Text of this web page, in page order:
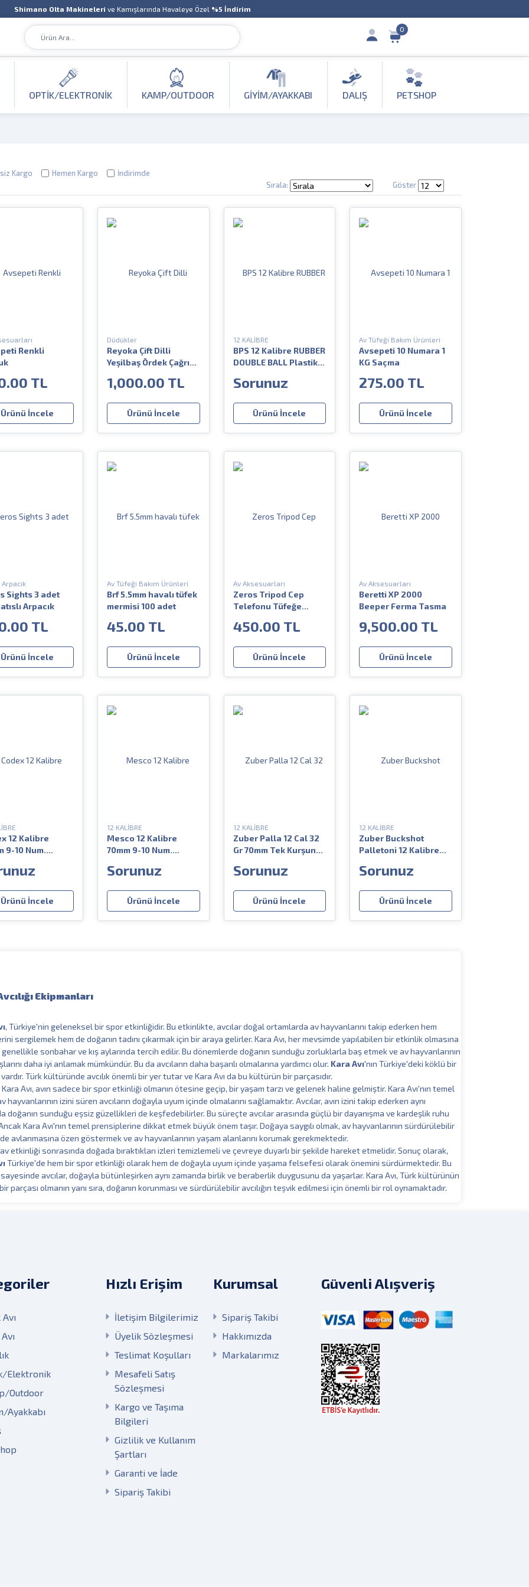
Shimano Olta Makineleri ve Kamışlarında Havaleye Özel %5 İndirim
0
OPTIK/ELEKTRONIK KAMP/OUTDOOR GIYIM/AYAKKABI DALIŞ PETSHOP
Kargo Hemen Kargo
İndirimde
Sırala:
Göster
Renkli
TL
Ürünü İncele
Düdükler
Reyoka Çift Dilli
Yeşilbaş Ördek Çağrı
1,000.00 TL
Ürünü İncele
12 KALİBRE
BPS 12 Kalibre RUBBER
DOUBLE BALL Plastik
Sorunuz
Ürünü İncele
Av Tüfeği Bakım Ürünleri
Avsepeti 10 Numara 1
KG Saçma
275.00 TL
Ürünü İncele
Sights 3 adet
Arpacık
TL
Ürünü İncele
Av Tüfeği Bakım Ürünleri
Brf 5.5mm havalı tüfek
mermisi 100 adet
45.00 TL
Ürünü İncele
Av Aksesuarları
Zeros Tripod Cep
Telefonu Tüfeğe
450.00 TL
Ürünü İncele
Av Aksesuarları
Beretti XP 2000
Beeper Ferma Tasma
9,500.00 TL
Ürünü İncele
12 Kalibre
9-10 Num.
Ürünü İncele
12 KALİBRE
Mesco 12 Kalibre
70mm 9-10 Num.
Sorunuz
Ürünü İncele
12 KALİBRE
Zuber Palla 12 Cal 32
Gr 70mm Tek Kurşun
Sorunuz
Ürünü İncele
12 KALİBRE
Zuber Buckshot
Palletoni 12 Kalibre
Av Fişeği
Sorunuz
Ürünü İncele
Ekipmanları
, Türkiye'nin geleneksel bir spor etkinliğidir. Bu etkinlikte, avcılar doğal ortamlarda av hayvanlarını takip ederken hem
sergilemek hem de doğanın tadını çıkarmak için bir araya gelirler. Kara Avı, her mevsimde yapılabilen bir etkinlik olmasına
sonbahar ve kış aylarında tercih edilir. Bu dönemlerde doğanın sunduğu zorluklarla baş etmek ve av hayvanlarının
daha iyi anlamak mümkündür. Bu da avcıların daha başarılı olmalarına yardımcı olur. Kara Avı'nın Türkiye'deki köklü bir
Türk kültüründe avcılık önemli bir yer tutar ve Kara Avı da bu kültürün bir parçasıdır.
Kara Avı, avın sadece bir spor etkinliği olmanın ötesine geçip, bir yaşam tarzı ve gelenek haline gelmiştir. Kara Avı'nın temel
hayvanlarının izini süren avcıların doğayla uyum içinde olmalarını sağlamaktır. Avcılar, avın izini takip ederken aynı
doğanın sunduğu eşsiz güzellikleri de keşfedebilirler. Bu süreçte avcılar arasında güçlü bir dayanışma ve kardeşlik ruhu
Kara Avı'nın temel prensiplerine dikkat etmek büyük önem taşır. Doğaya saygılı olmak, av hayvanlarının sürdürülebilir
avlanmasına özen göstermek ve av hayvanlarının yaşam alanlarını korumak gerekmektedir.
av etkinliği sonrasında doğada bıraktıkları izleri temizlemeli ve çevreye duyarlı bir şekilde hareket etmelidir. Sonuç olarak,
Türkiye'de hem bir spor etkinliği olarak hem de doğayla uyum içinde yaşama felsefesi olarak önemini sürdürmektedir. Bu
avcılar, doğayla bütünleşirken aynı zamanda birlik ve beraberlik duygusunu da yaşarlar. Kara Avı, Türk kültürünün
parçası olmanın yanı sıra, doğanın korunması ve sürdürülebilir avcılığın teşvik edilmesi için önemli bir rol oynamaktadır.
Avı
Elektronik
Outdoor
Ayakkabı
Hızlı Erişim
İletişim Bilgilerimiz
Üyelik Sözleşmesi
Teslimat Koşulları
Mesafeli Satış
Sözleşmesi
Kargo ve Taşıma
Bilgileri
Gizlilik ve Kullanım
Şartları
Garanti ve İade
Sipariş Takibi
Kurumsal
Sipariş Takibi
Hakkımızda
Markalarımız
Güvenli Alışveriş